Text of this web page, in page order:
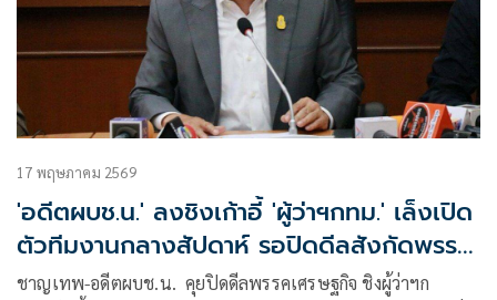
17 พฤษภาคม 2569
'อดีตผบช.น.' ลงชิงเก้าอี้ 'ผู้ว่าฯกทม.' เล็งเปิด
ตัวทีมงานกลางสัปดาห์ รอปิดดีลสังกัดพรรค
หรืออิสระ
ชาญเทพ-อดีตผบช.น. คุยปิดดีลพรรคเศรษฐกิจ ชิงผู้ว่าฯก